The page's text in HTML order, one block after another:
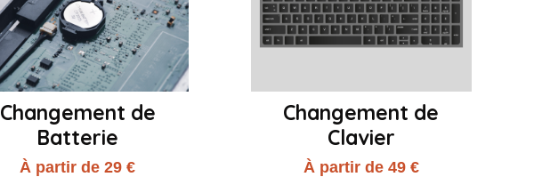
Changement de
Batterie
À partir de 29 €
Changement de
Clavier
À partir de 49 €